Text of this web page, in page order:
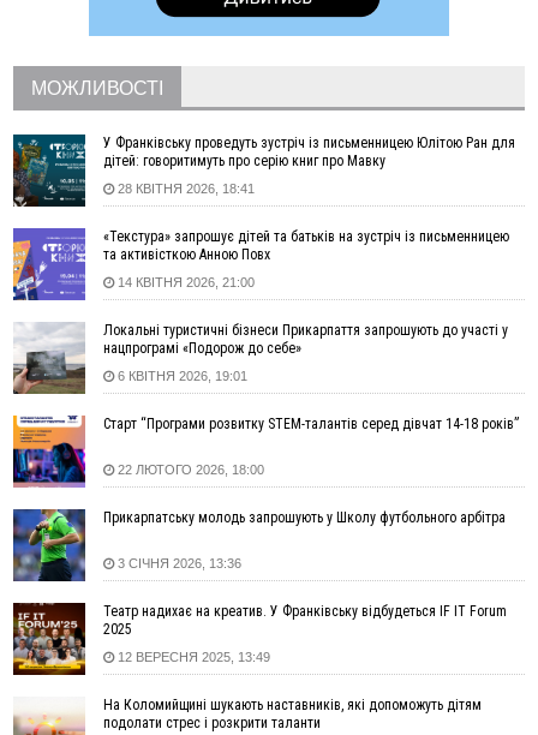
На "зебрі" у Франківську два мотоциклісти збили жінку
рекордсмен за зростанням цін на житло
16:48
ВІДЕО Де безпечно купатися на Прикарпатті?
організацію «КОД 7'Я», аби підтримувати військових та їхні
сім'ї
15:57
У Коломиї на одній з вулиць встановлять комплекс
автоматичної фіксації швидкості
15:29
Війна забрала життя трьох воїнів з Прикарпаття
15:00
На Закарпатті викрили масштабну схему незаконного
14:31
«Багато питань буде знято». На громадських слуханнях в
Яремче обговорили, як вирішити питання джипінгу в
Карпатах
13:54
5 «тихих» хвороб, які виявляє профілактичне обстеження
13:30
ФОТО
нового руху
12:57
У Франківську зафіксували найбільшу спеку за всю історію
спостережень
12:24
Лікування наркоманії Київ: чому важливо розпочати
терапію якомога раніше
12:00
Франківця, який у Косові викрав за магазину понад 640
тисяч гривень у валюті, засудили до 5 років
11:50
Податкова передасть в Міноборони для "Оберегу" дані про
11:20
Водійка, яку на Сухомлинського побив інший керманич,
МОЖЛИВОСТІ
У Франківську проведуть зустріч із письменницею Юлітою Ран для
дітей: говоритимуть про серію книг про Мавку
28 КВІТНЯ 2026, 18:41
«Текстура» запрошує дітей та батьків на зустріч із письменницею
та активісткою Анною Повх
14 КВІТНЯ 2026, 21:00
Локальні туристичні бізнеси Прикарпаття запрошують до участі у
нацпрограмі «Подорож до себе»
6 КВІТНЯ 2026, 19:01
Старт “Програми розвитку STEM-талантів серед дівчат 14-18 років”
22 ЛЮТОГО 2026, 18:00
Прикарпатську молодь запрошують у Школу футбольного арбітра
3 СІЧНЯ 2026, 13:36
Театр надихає на креатив. У Франківську відбудеться IF IT Forum
2025
12 ВЕРЕСНЯ 2025, 13:49
На Коломийщині шукають наставників, які допоможуть дітям
подолати стрес і розкрити таланти